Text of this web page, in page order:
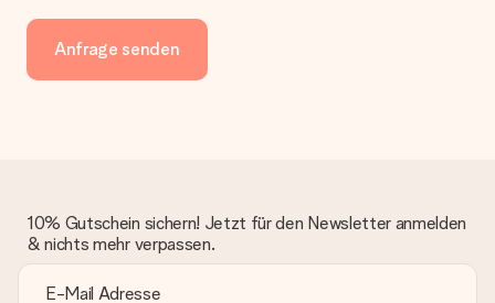
Anfrage senden
10% Gutschein sichern! Jetzt für den Newsletter anmelden
& nichts mehr verpassen.